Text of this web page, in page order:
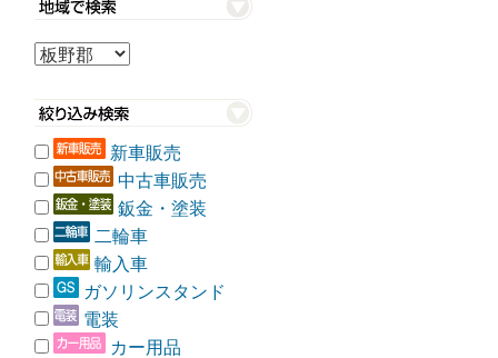
新車販売
中古車販売
鈑金・塗装
二輪車
輸入車
ガソリンスタンド
電装
カー用品